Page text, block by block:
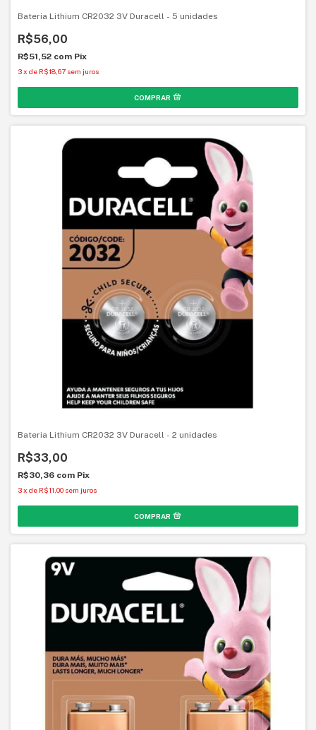
Bateria Lithium CR2032 3V Duracell - 5 unidades
R$56,00
R$51,52 com Pix
3x de R$18,67 sem juros
Bateria Lithium CR2032 3V Duracell - 2 unidades
R$33,00
R$30,36 com Pix
3x de R$11,00 sem juros